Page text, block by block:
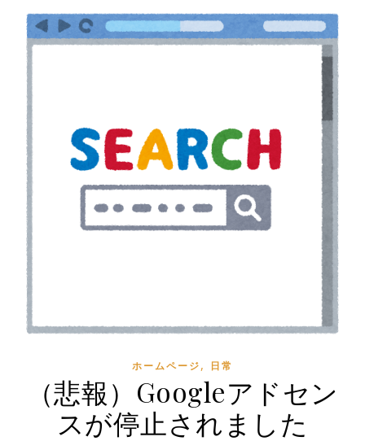
ホームページ, 日常
（悲報）Googleアドセン
スが停止されました